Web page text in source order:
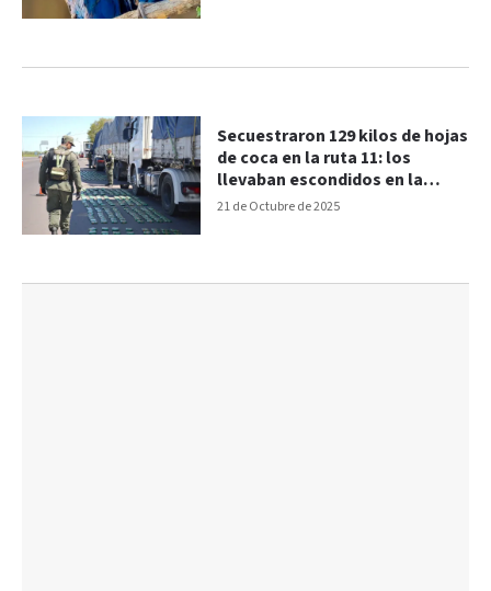
21 de Octubre de 2025
Secuestraron 129 kilos de hojas
de coca en la ruta 11: los
llevaban escondidos en la
cabina de dos camiones